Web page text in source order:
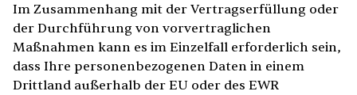
Im Zusammenhang mit der Vertragserfüllung oder
der Durchführung von vorvertraglichen
Maßnahmen kann es im Einzelfall erforderlich sein,
dass Ihre personenbezogenen Daten in einem
Drittland außerhalb der EU oder des EWR